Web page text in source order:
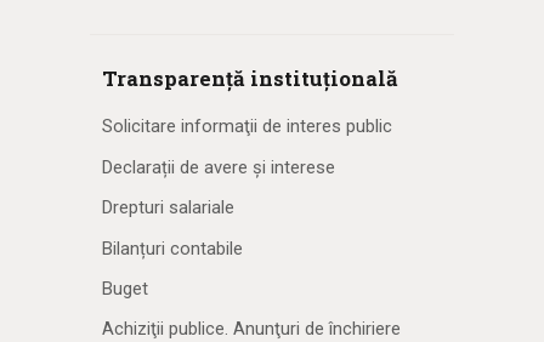
Transparență instituțională
Solicitare informaţii de interes public
Declarații de avere și interese
Drepturi salariale
Bilanțuri contabile
Buget
Achiziţii publice. Anunţuri de închiriere